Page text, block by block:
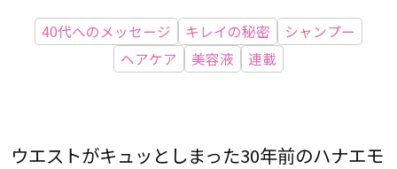
40代へのメッセージ キレイの秘密
シャンプー
ヘアケア
美容液 連載
ウエストがキュッとしまった30年前のハナエモ